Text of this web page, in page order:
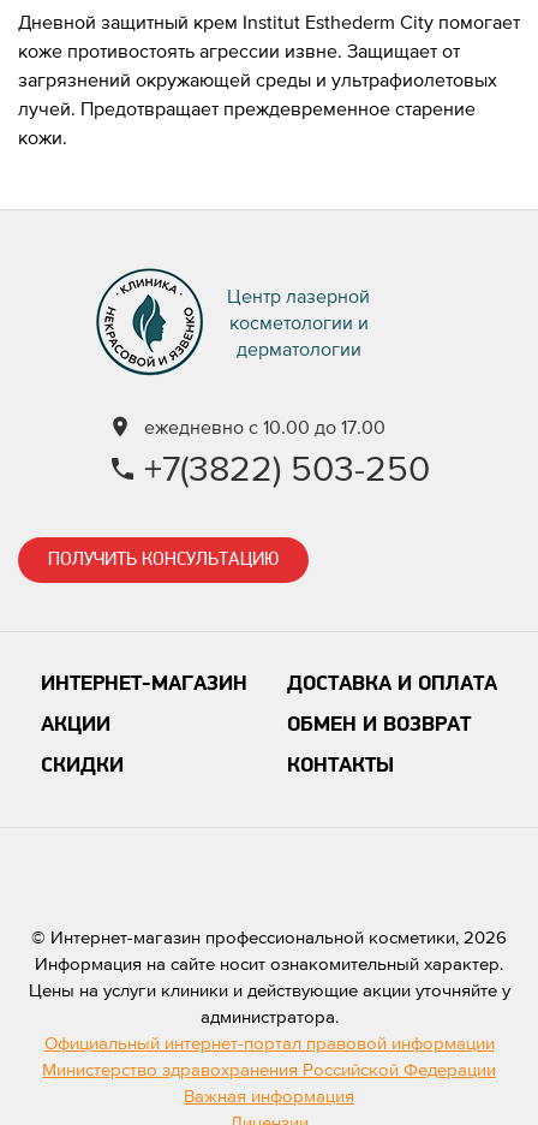
Дневной защитный крем Institut Esthederm City помогает
коже противостоять агрессии извне. Защищает от
загрязнений окружающей среды и ультрафиолетовых
лучей. Предотвращает преждевременное старение
кожи.
Центр лазерной
косметологии и
дерматологии
ежедневно с 10.00 до 17.00
+7(3822) 503-250
ИНТЕРНЕТ-МАГАЗИН
АКЦИИ
СКИДКИ
ДОСТАВКА И ОПЛАТА
ОБМЕН И ВОЗВРАТ
КОНТАКТЫ
ПОЛУЧИТЬ КОНСУЛЬТАЦИЮ
© Интернет-магазин профессиональной косметики, 2026
Информация на сайте носит ознакомительный характер.
Цены на услуги клиники и действующие акции уточняйте у
администратора.
Официальный интернет-портал правовой информации
Министерство здравохранения Российской Федерации
Важная информация